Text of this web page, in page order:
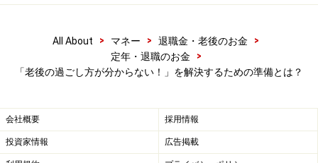
「何もすることがない」とならないためには、時間を仕
事をする・人と交流する・自分を深めるの3つに配分し
※記事内容は執筆時点のものです。最新の内容をご確認くださ
い。
本記事の内容は一般的な情報提供を目的としており、特定の金融
商品や投資行動を推奨するものではありません。
All About > マネー > 退職金・老後のお金
>
定年・退職のお金
>
「老後の過ごし方が分からない！」を解決するための準備とは？
会社概要 採用情報
投資家情報 広告掲載